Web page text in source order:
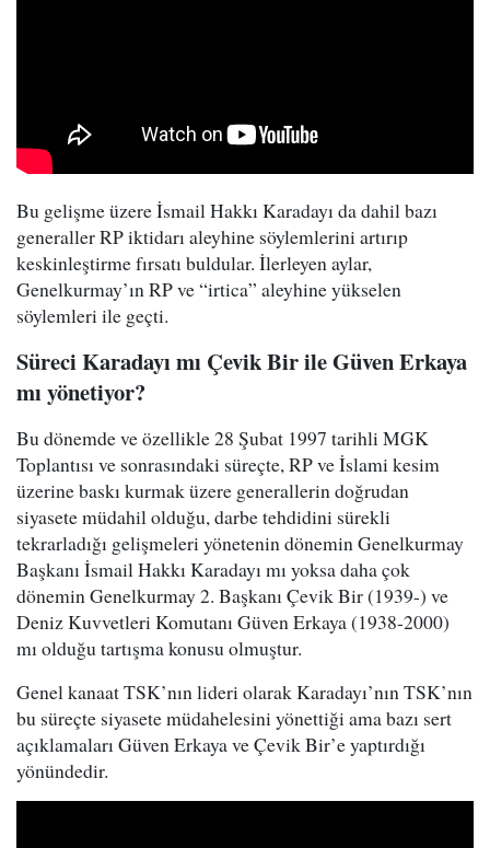
Bu gelişme üzere İsmail Hakkı Karadayı da dahil bazı
generaller RP iktidarı aleyhine söylemlerini artırıp
keskinleştirme fırsatı buldular. İlerleyen aylar,
Genelkurmay’ın RP ve “irtica” aleyhine yükselen
söylemleri ile geçti.
Süreci Karadayı mı Çevik Bir ile Güven Erkaya
mı yönetiyor?
Bu dönemde ve özellikle 28 Şubat 1997 tarihli MGK
Toplantısı ve sonrasındaki süreçte, RP ve İslami kesim
üzerine baskı kurmak üzere generallerin doğrudan
siyasete müdahil olduğu, darbe tehdidini sürekli
tekrarladığı gelişmeleri yönetenin dönemin Genelkurmay
Başkanı İsmail Hakkı Karadayı mı yoksa daha çok
dönemin Genelkurmay 2. Başkanı Çevik Bir (1939-) ve
Deniz Kuvvetleri Komutanı Güven Erkaya (1938-2000)
mı olduğu tartışma konusu olmuştur.
Genel kanaat TSK’nın lideri olarak Karadayı’nın TSK’nın
bu süreçte siyasete müdahelesini yönettiği ama bazı sert
açıklamaları Güven Erkaya ve Çevik Bir’e yaptırdığı
yönündedir.